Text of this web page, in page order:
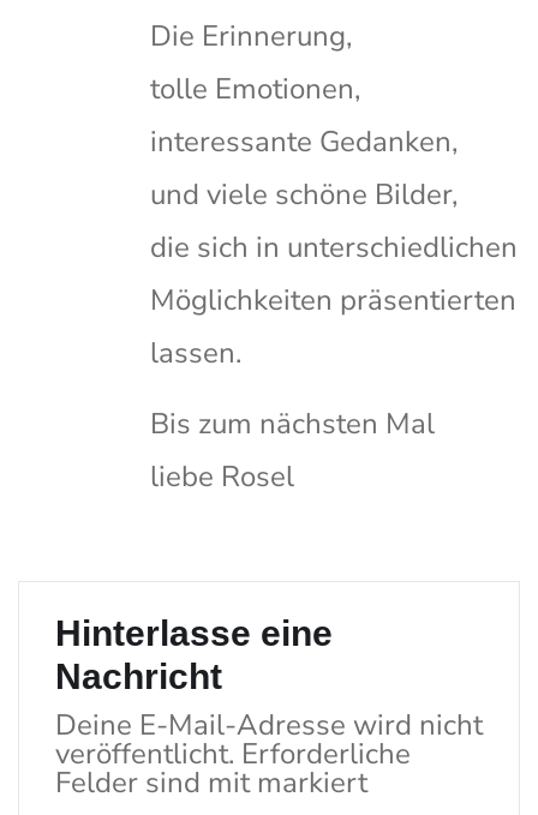
Die Erinnerung,
tolle Emotionen,
interessante Gedanken,
und viele schöne Bilder,
die sich in unterschiedlichen
Möglichkeiten präsentierten
lassen.
Bis zum nächsten Mal
liebe Rosel
Hinterlasse eine
Nachricht
Deine E-Mail-Adresse wird nicht
veröffentlicht. Erforderliche
Felder sind mit markiert